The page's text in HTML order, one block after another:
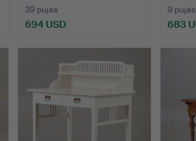
39 pujas
694 USD
9 pujas
683